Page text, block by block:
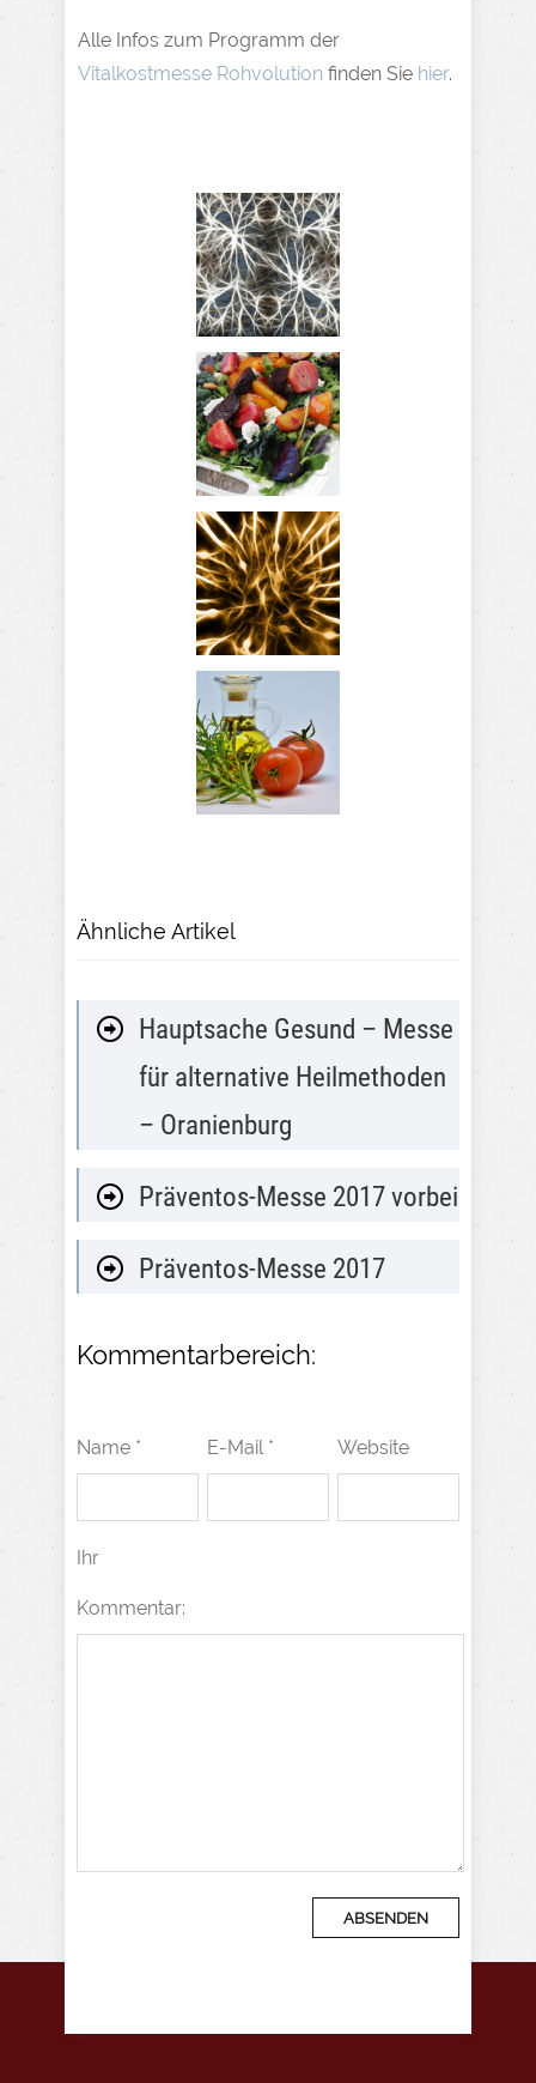
Alle Infos zum Programm der
Vitalkostmesse Rohvolution finden Sie hier​.
Ähnliche Artikel
Hauptsache Gesund – Messe
für alternative Heilmethoden
– Oranienburg
Präventos-Messe 2017 vorbei
Präventos-Messe 2017
Kommentarbereich:
Name * E-Mail * Website
Ihr
Kommentar: